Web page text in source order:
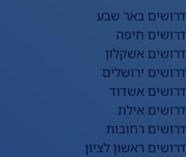
דרושים באר שבע
דרושים חיפה
דרושים אשקלון
דרושים ירושלים
דרושים אשדוד
דרושים אילת
דרושים רחובות
דרושים ראשון לציון